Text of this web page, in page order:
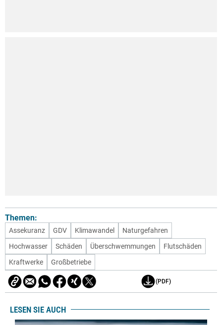
Themen:
Assekuranz GDV Klimawandel
Naturgefahren
Hochwasser
Schäden Überschwemmungen
Flutschäden
Kraftwerke
Großbetriebe
(PDF)
LESEN SIE AUCH